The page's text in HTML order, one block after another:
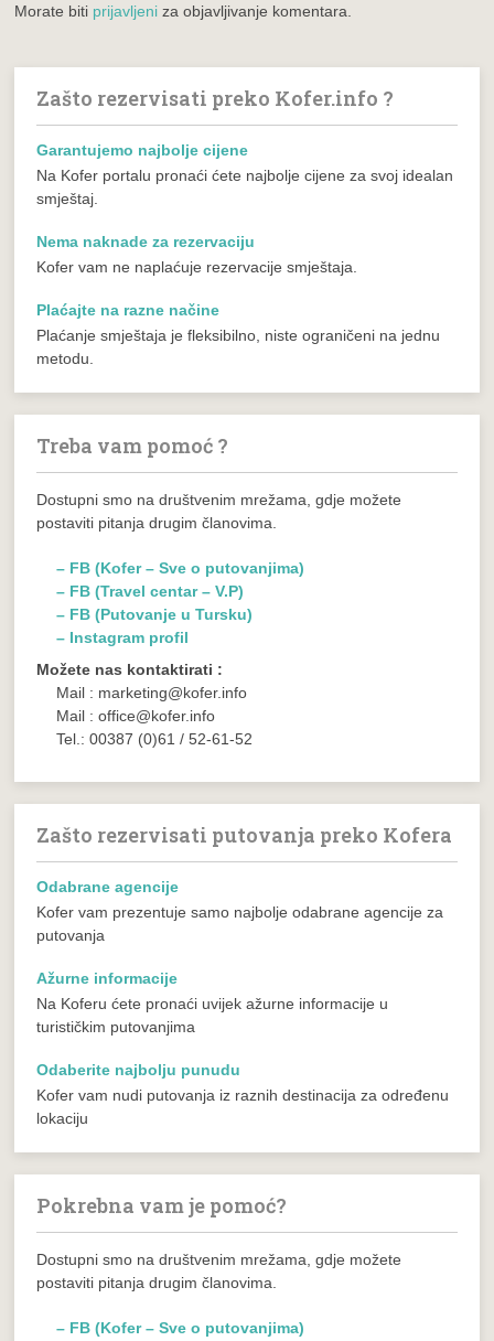
Morate biti prijavljeni za objavljivanje komentara.
Zašto rezervisati preko Kofer.info ?
Garantujemo najbolje cijene
Na Kofer portalu pronaći ćete najbolje cijene za svoj idealan
smještaj.
Nema naknade za rezervaciju
Kofer vam ne naplaćuje rezervacije smještaja.
Plaćajte na razne načine
Plaćanje smještaja je fleksibilno, niste ograničeni na jednu
metodu.
Treba vam pomoć ?
Dostupni smo na društvenim mrežama, gdje možete
postaviti pitanja drugim članovima.
– FB (Kofer – Sve o putovanjima)
– FB (Travel centar – V.P)
– FB (Putovanje u Tursku)
– Instagram profil
Možete nas kontaktirati :
Mail : marketing@kofer.info
Mail : office@kofer.info
Tel.: 00387 (0)61 / 52-61-52
Zašto rezervisati putovanja preko Kofera
Odabrane agencije
Kofer vam prezentuje samo najbolje odabrane agencije za
putovanja
Ažurne informacije
Na Koferu ćete pronaći uvijek ažurne informacije u
turističkim putovanjima
Odaberite najbolju punudu
Kofer vam nudi putovanja iz raznih destinacija za određenu
lokaciju
Pokrebna vam je pomoć?
Dostupni smo na društvenim mrežama, gdje možete
postaviti pitanja drugim članovima.
– FB (Kofer – Sve o putovanjima)